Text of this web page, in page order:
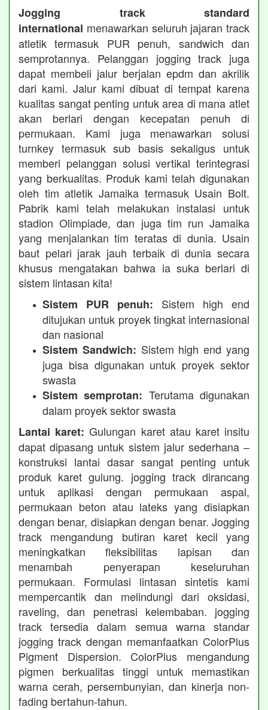
Jogging track standard
international menawarkan seluruh jajaran track
atletik termasuk PUR penuh, sandwich dan
semprotannya. Pelanggan jogging track juga
dapat membeli jalur berjalan epdm dan akrilik
dari kami. Jalur kami dibuat di tempat karena
kualitas sangat penting untuk area di mana atlet
akan berlari dengan kecepatan penuh di
permukaan. Kami juga menawarkan solusi
turnkey termasuk sub basis sekaligus untuk
memberi pelanggan solusi vertikal terintegrasi
yang berkualitas. Produk kami telah digunakan
oleh tim atletik Jamaika termasuk Usain Bolt.
Pabrik kami telah melakukan instalasi untuk
stadion Olimpiade, dan juga tim run Jamaika
yang menjalankan tim teratas di dunia. Usain
baut pelari jarak jauh terbaik di dunia secara
khusus mengatakan bahwa ia suka berlari di
sistem lintasan kita!
Sistem PUR penuh: Sistem high end
ditujukan untuk proyek tingkat internasional
dan nasional
Sistem Sandwich: Sistem high end yang
juga bisa digunakan untuk proyek sektor
swasta
Sistem semprotan: Terutama digunakan
dalam proyek sektor swasta
Lantai karet: Gulungan karet atau karet insitu
dapat dipasang untuk sistem jalur sederhana –
konstruksi lantai dasar sangat penting untuk
produk karet gulung. jogging track dirancang
untuk aplikasi dengan permukaan aspal,
permukaan beton atau lateks yang disiapkan
dengan benar, disiapkan dengan benar. Jogging
track mengandung butiran karet kecil yang
meningkatkan fleksibilitas lapisan dan
menambah penyerapan keseluruhan
permukaan. Formulasi lintasan sintetis kami
mempercantik dan melindungi dari oksidasi,
raveling, dan penetrasi kelembaban. jogging
track tersedia dalam semua warna standar
jogging track dengan memanfaatkan ColorPlus
Pigment Dispersion. ColorPlus mengandung
pigmen berkualitas tinggi untuk memastikan
warna cerah, persembunyian, dan kinerja non-
fading bertahun-tahun.